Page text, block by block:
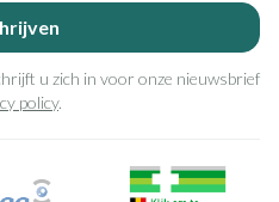
u zich in voor onze nieuwsbrief
policy.